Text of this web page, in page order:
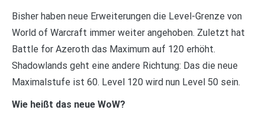
Bisher haben neue Erweiterungen die Level-Grenze von
World of Warcraft immer weiter angehoben. Zuletzt hat
Battle for Azeroth das Maximum auf 120 erhöht.
Shadowlands geht eine andere Richtung: Das die neue
Maximalstufe ist 60. Level 120 wird nun Level 50 sein.
Wie heißt das neue WoW?